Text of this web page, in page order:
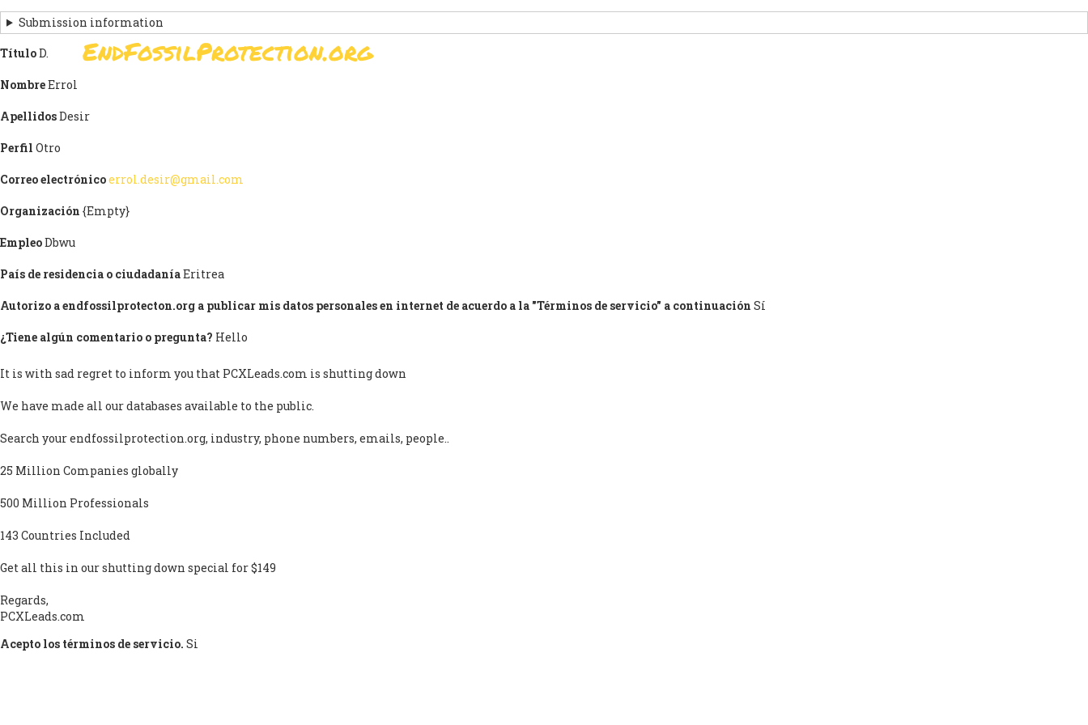
Skip
to
main
EndFossilProtection.org
MAIN
Submission information
TítuloD.
NombreErrol
ApellidosDesir
Perfil Otro
Correo electrónicoerrol.desir@gmail.com
Organización {Empty}
EmpleoDbwu
País de residencia o ciudadaníaEritrea
Autorizo a endfossilprotecton.org a publicar mis datos personales en internet de acuerdo a la "Términos de servicio" a continuación Sí
¿Tiene algún comentario o pregunta? Hello
It is with sad regret to inform you that PCXLeads.com is shutting down
We have made all our databases available to the public.
Search your endfossilprotection.org, industry, phone numbers, emails, people..
25 Million Companies globally
500 Million Professionals
143 Countries Included
Get all this in our shutting down special for $149
Regards,
PCXLeads.com
Acepto los términos de servicio. Si